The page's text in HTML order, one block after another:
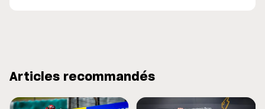
Articles recommandés